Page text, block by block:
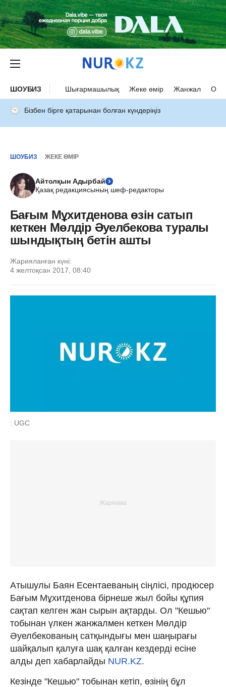
ШОУБИЗ Шығармашылық Жеке өмір Жанжал
Бізбен бірге қатарынан болған күндеріңіз
ШОУБИЗ ЖЕКЕ ӨМІР
Айтолқын Адырбай
Қазақ редакциясының шеф-редакторы
Бағым Мұхитденова өзін сатып
кеткен Мөлдір Әуелбекова туралы
шындықтың бетін ашты
Жарияланған күні:
4 желтоқсан 2017, 08:40
: UGC
Атышулы Баян Есентаеваның сіңлісі, продюсер
Бағым Мұхитденова бірнеше жыл бойы құпия
сақтап келген жан сырын ақтарды. Ол "Кешью"
тобынан үлкен жанжалмен кеткен Мөлдір
Әуелбекованың сатқындығы мен шаңырағы
шайқалып қалуға шақ қалған кездерді есіне
алды деп хабарлайды NUR.KZ.
Кезінде "Кешью" тобынан кетіп, өзінің бұл